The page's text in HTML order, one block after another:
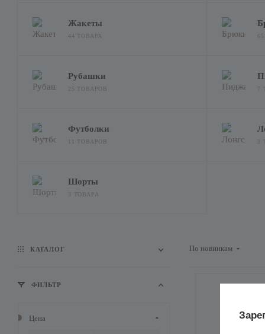
Жакеты
44 ТОВАРА
Рубашки
25 ТОВАРОВ 7
Футболки
11 ТОВАРОВ 3
Шорты
3 ТОВАРА
По новинкам
КАТАЛОГ
ФИЛЬТР
Цена